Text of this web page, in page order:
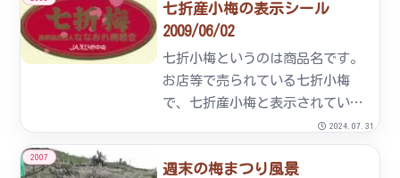
チンペーパーを芯に燃焼しまし
た。今後、非燃焼地区と生育比較
をします。
七折産小梅の表示シール
2009/06/02
七折小梅というのは商品名です。
お店等で売られている七折小梅
で、七折産小梅と表示されている
小梅が私達七折地区で大事に育て
た七折小梅です。私達が育てた七
折小梅を間違いなくお手元にお届
2024.07.31
2007
週末の梅まつり風景